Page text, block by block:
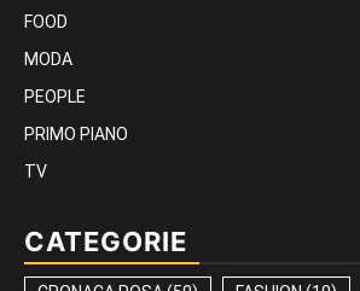
FOOD
MODA
PEOPLE
PRIMO PIANO
TV
CATEGORIE